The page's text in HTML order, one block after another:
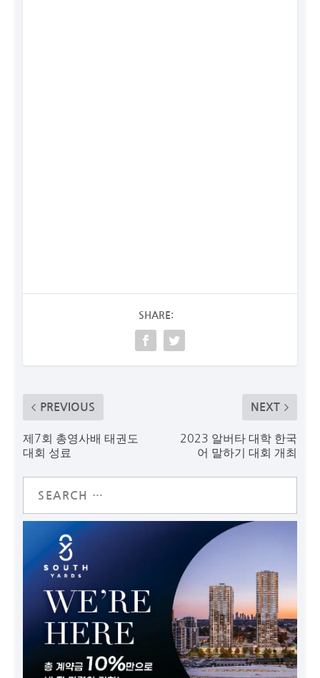
SHARE:
PREVIOUS
제7회 총영사배 태권도
대회 성료
NEXT
2023 알버타 대학 한국
어 말하기 대회 개최